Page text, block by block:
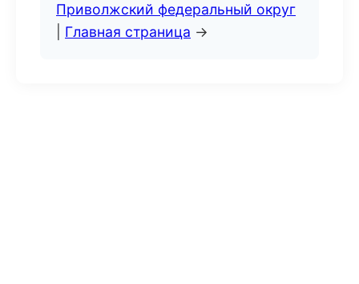
Приволжский федеральный округ
Главная страница →